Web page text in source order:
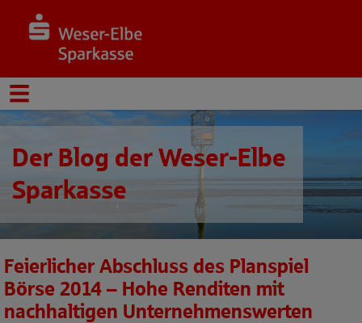
Der Blog der Weser-Elbe
Sparkasse
Feierlicher Abschluss des Planspiel
Börse 2014 – Hohe Renditen mit
nachhaltigen Unternehmenswerten